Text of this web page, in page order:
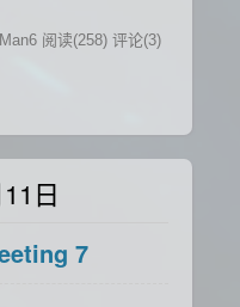
阅读(258) 评论(3)
日
7